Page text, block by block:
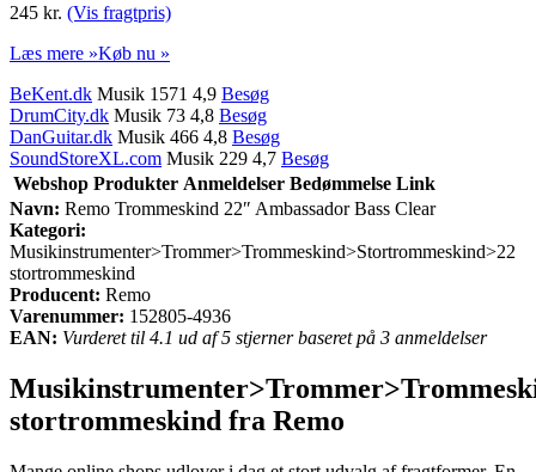
245 kr. (Vis fragtpris)
Læs mere »Køb nu »
BeKent.dk Musik 1571 4,9 Besøg
DrumCity.dk Musik 73 4,8 Besøg
DanGuitar.dk Musik 466 4,8 Besøg
SoundStoreXL.com Musik 229 4,7 Besøg
Webshop Produkter Anmeldelser Bedømmelse Link
Navn: Remo Trommeskind 22″ Ambassador Bass Clear
Kategori:
Musikinstrumenter>Trommer>Trommeskind>Stortrommeskind>22
stortrommeskind
Producent: Remo
Varenummer: 152805-4936
EAN: Vurderet til 4.1 ud af 5 stjerner baseret på 3 anmeldelser
stortrommeskind fra Remo